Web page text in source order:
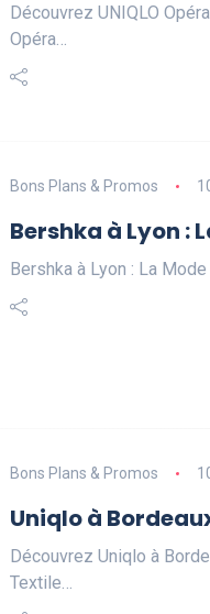
Découvrez UNIQLO
Opéra…
Bons Plans & Promos
Bershka à Lyon :
Bershka à Lyon : La
Bons Plans & Promos
Uniqlo à
Découvrez Uniqlo à
Textile…